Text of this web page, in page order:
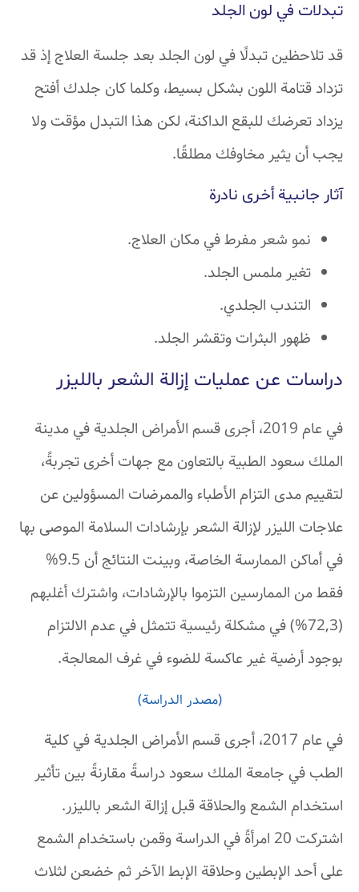
تبدلات في لون الجلد
قد تلاحظين تبدلًا في لون الجلد بعد جلسة العلاج إذ قد
تزداد قتامة اللون بشكل بسيط، وكلما كان جلدك أفتح
يزداد تعرضك للبقع الداكنة، لكن هذا التبدل مؤقت ولا
يجب أن يثير مخاوفك مطلقًا.
آثار جانبية أخرى نادرة
نمو شعر مفرط في مكان العلاج.
تغير ملمس الجلد.
التندب الجلدي.
ظهور البثرات وتقشر الجلد.
دراسات عن عمليات إزالة الشعر بالليزر
في عام 2019، أجرى قسم الأمراض الجلدية في مدينة
الملك سعود الطبية بالتعاون مع جهات أخرى تجربةً،
لتقييم مدى التزام الأطباء والممرضات المسؤولين عن
علاجات الليزر لإزالة الشعر بإرشادات السلامة الموصى بها
في أماكن الممارسة الخاصة، وبينت النتائج أن 9.5%
فقط من الممارسين التزموا بالإرشادات، واشترك أغلبهم
(72,3%) في مشكلة رئيسية تتمثل في عدم الالتزام
بوجود أرضية غير عاكسة للضوء في غرف المعالجة.
(مصدر الدراسة)
في عام 2017، أجرى قسم الأمراض الجلدية في كلية
الطب في جامعة الملك سعود دراسةً مقارنةً بين تأثير
استخدام الشمع والحلاقة قبل إزالة الشعر بالليزر.
اشتركت 20 امرأةً في الدراسة وقمن باستخدام الشمع
على أحد الإبطين وحلاقة الإبط الآخر ثم خضعن لثلاث